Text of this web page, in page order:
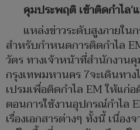
คุมประพฤติ เข้าติดกำไล‘
แหล่งข่าวระดับสูงภายใน
สำหรับกำหนดการติดกำไล
วัตร ทางเจ้าหน้าที่สำนักงาน
กรุงเทพมหานคร 7จะเดินทาง
เปรมเพื่อติดกำไล EM ให้แก่
ตอนการใช้งานอุปกรณ์กำไล
เรื่องเอกสารต่างๆ ทั้งนี้ เนื่อง